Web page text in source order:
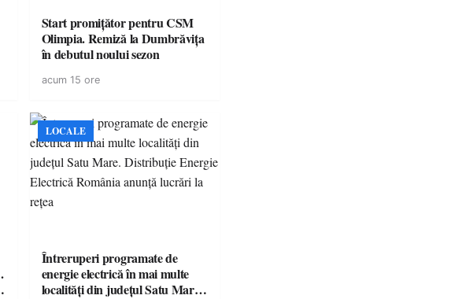
Start promițător pentru CSM
Olimpia. Remiză la Dumbrăvița
în debutul noului sezon
acum 15 ore
LOCALE
Întreruperi programate de
energie electrică în mai multe
localități din județul Satu Mare.